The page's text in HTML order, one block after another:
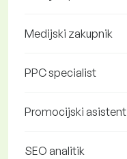
Medijski zakupnik
PPC specialist
Promocijski asistent
SEO analitik